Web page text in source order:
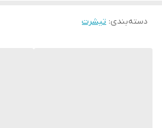
دسته‌بندی: تیشرت